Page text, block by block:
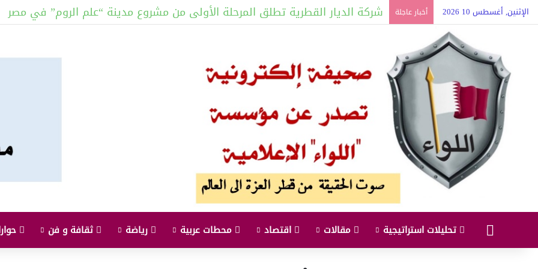
الإثنين, أغسطس 10 2026 أخبار عاجلة سمو الأمير وسلطان عُمان يستعرضان العلاقات الأخوية بين البلدين
البداية تحليلات استراتيجية مقالات اقتصاد محطات عربية رياضة ثقافة و فن